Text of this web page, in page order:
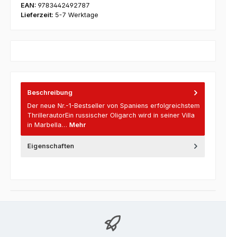
EAN: 9783442492787
Lieferzeit: 5-7 Werktage
Beschreibung
Der neue Nr.-1-Bestseller von Spaniens erfolgreichstem
ThrillerautorEin russischer Oligarch wird in seiner Villa
in Marbella… Mehr
Eigenschaften